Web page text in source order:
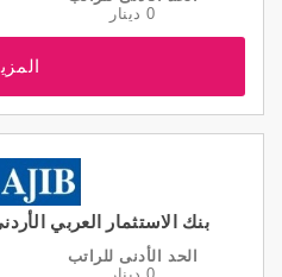
0 دينار
بنك الاستثمار العربي
الحد الأدنى للراتب